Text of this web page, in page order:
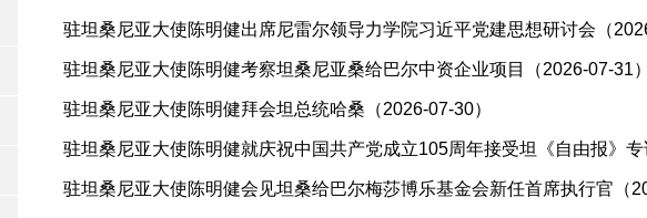
驻坦桑尼亚大使陈明健出席尼雷尔领导力学院习近平党建思想研讨会（
驻坦桑尼亚大使陈明健考察坦桑尼亚桑给巴尔中资企业项目（2026-07-31）
驻坦桑尼亚大使陈明健拜会坦总统哈桑（2026-07-30）
驻坦桑尼亚大使陈明健就庆祝中国共产党成立105周年接受坦《自由报》专
驻坦桑尼亚大使陈明健会见坦桑给巴尔梅莎博乐基金会新任首席执行官（